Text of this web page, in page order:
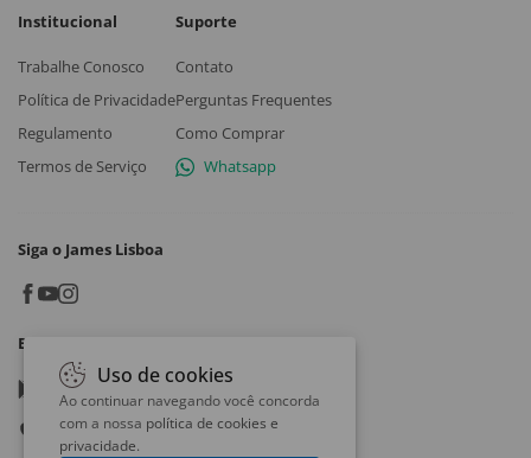
Institucional
Trabalhe Conosco
Política de Privacidade
Regulamento
Termos de Serviço
Suporte
Contato
Perguntas Frequentes
Como Comprar
Whatsapp
Siga o James Lisboa
Baixe o App
Google play
App store
Uso de cookies
Ao continuar navegando você concorda
com a nossa política de cookies e
privacidade.